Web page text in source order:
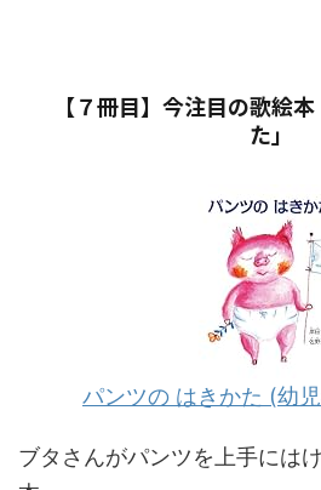
【７冊目】今注目の歌絵
た」
パンツの はきかた (幼
ブタさんがパンツを上手には